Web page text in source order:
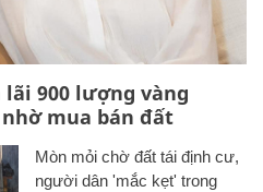
lãi 900 lượng vàng
mua bán đất
Mòn mỏi chờ đất tái định cư,
người dân 'mắc kẹt' trong